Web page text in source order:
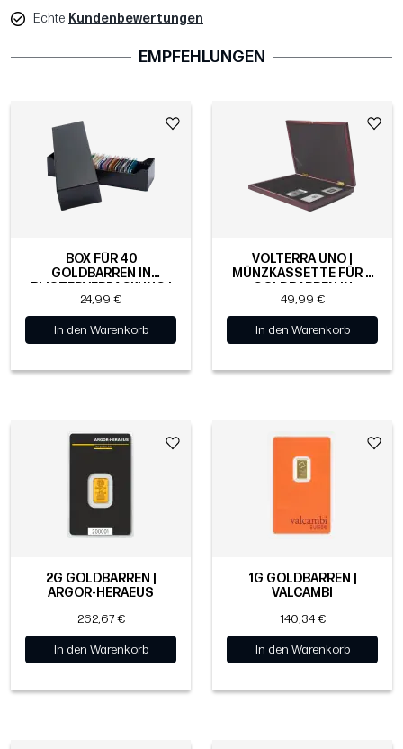
Echte Kundenbewertungen
EMPFEHLUNGEN
BOX FÜR 40
GOLDBARREN IN
BLISTERVERPACKUNG |
SCHWARZ
24,99 €
In den Warenkorb
VOLTERRA UNO |
MÜNZKASSETTE FÜR 8
GOLDBARREN IN
BLISTERVERPACKUNG
49,99 €
In den Warenkorb
2G GOLDBARREN |
ARGOR-HERAEUS
262,67 €
In den Warenkorb
1G GOLDBARREN |
VALCAMBI
140,34 €
In den Warenkorb